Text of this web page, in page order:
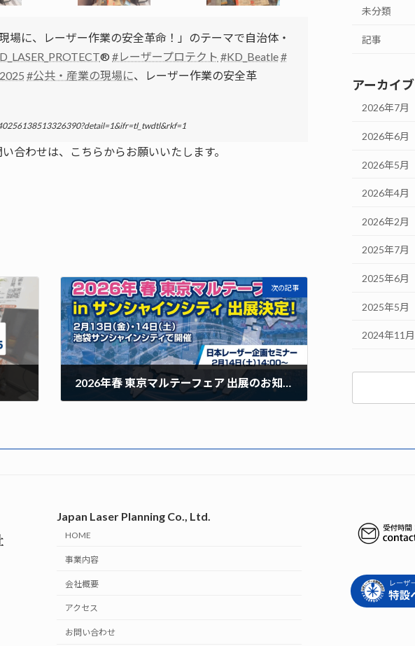
場に、レーザー作業の安全革命！」のテーマで自治体・
®︎ #レーザープロテクト #KD_Beatle#
#公共・産業の現場に、レーザー作業の安全革
合わせは、こちらからお願いいたします。
次の記事
2026年春 東京マルテーフェア 出展のお知らせ
未分類
記事
アーカイブ
2026年7月
2026年6月
2026年5月
2026年4月
2026年2月
2025年7月
2025年6月
2025年5月
2024年11月
Japan Laser Planning Co., Ltd.
HOME
事業内容
会社概要
アクセス
お問い合わせ